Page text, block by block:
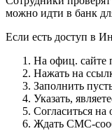
можно идти в банк
Если есть доступ в
На офиц. сайте
Нажать на
Заполнить
Указать,
Согласиться на
Ждать СМС-